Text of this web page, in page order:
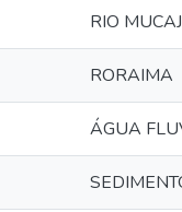
RIO
RORAIMA
ÁGUA